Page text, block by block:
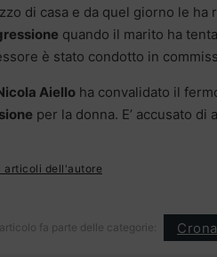
di casa e da quel giorno le ha
quando il marito ha
è stato condotto in
Aiello ha convalidato il
per la donna. E’ accusato di
articoli dell'autore
fa parte delle categorie: